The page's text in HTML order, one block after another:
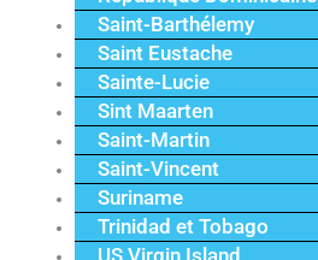
Saint-Barthélemy
Saint Eustache
Sainte-Lucie
Sint Maarten
Saint-Martin
Saint-Vincent
Suriname
Trinidad et Tobago